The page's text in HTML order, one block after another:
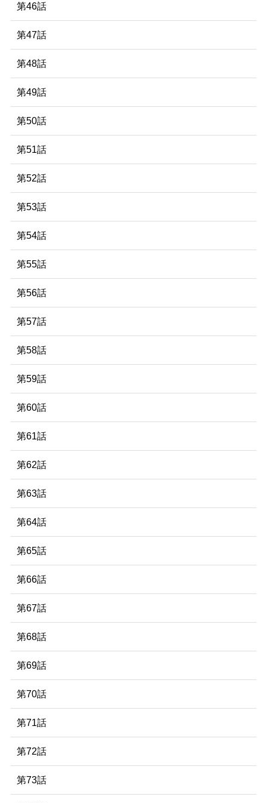
第46話
第47話
第48話
第49話
第50話
第51話
第52話
第53話
第54話
第55話
第56話
第57話
第58話
第59話
第60話
第61話
第62話
第63話
第64話
第65話
第66話
第67話
第68話
第69話
第70話
第71話
第72話
第73話